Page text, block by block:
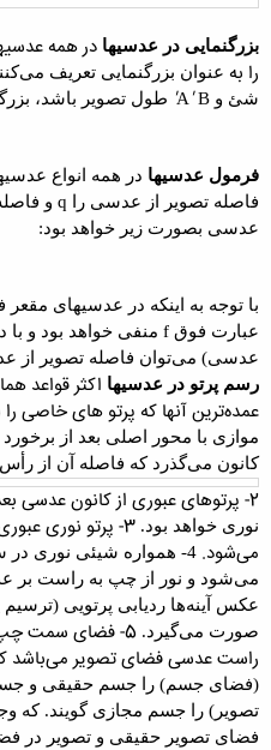
بزرگنمایی در عدسیها در همه
را به عنوان بزرگنمایی تعریف
شئ و
A B طول تصویر باشد،
فرمول عدسیها در همه انواع
فاصله تصویر از عدسی را و
عدسی بصورت زیر خواهد بود:
با توجه به اینکه در عدسیهای مقعر
عبارت فوق
منفی خواهد بود و
عدسی) می‌توان فاصله تصویر از
رسم پرتو در عدسیها اکثر قواعد
عمده‌ترین آنها که پرتو های خاصی
موازی با محور اصلی بعد از
کانون می‌گذرد که فاصله آن از
2- پرتوهای عبوری از کانون عدسی بعد از
نوری خواهد بود.
3- پرتو نوری
می‌شود.
4- همواره شیئی نوری
می‌شود و نور از چپ به راست بر
عکس آینه‌ها ردیابی پرتویی (ترسیم
صورت می‌گیرد.
5- فضای سمت
راست عدسی فضای تصویر می‌باشد
(فضای جسم) را جسم حقیقی و
تصویر) را جسم مجازی گویند. که
فضای تصویر حقیقی و تصویر در